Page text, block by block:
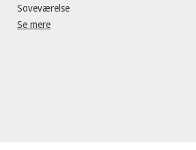
Soveværelse
Se mere